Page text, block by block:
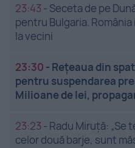
23:43 - Seceta de pe
pentru Bulgaria.
la vecini
23:30 - Rețeaua din
pentru suspendarea
Milioane de lei,
23:23 - Radu Miruță: „Se
celor două barje, sunt